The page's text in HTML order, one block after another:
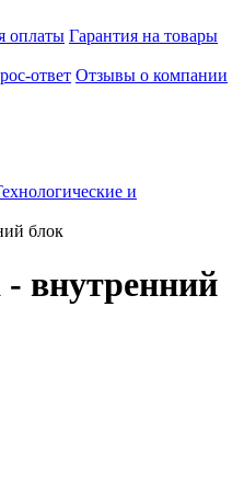
оплаты Гарантия на товары
ответ Отзывы о компании
и
блок
внутренний